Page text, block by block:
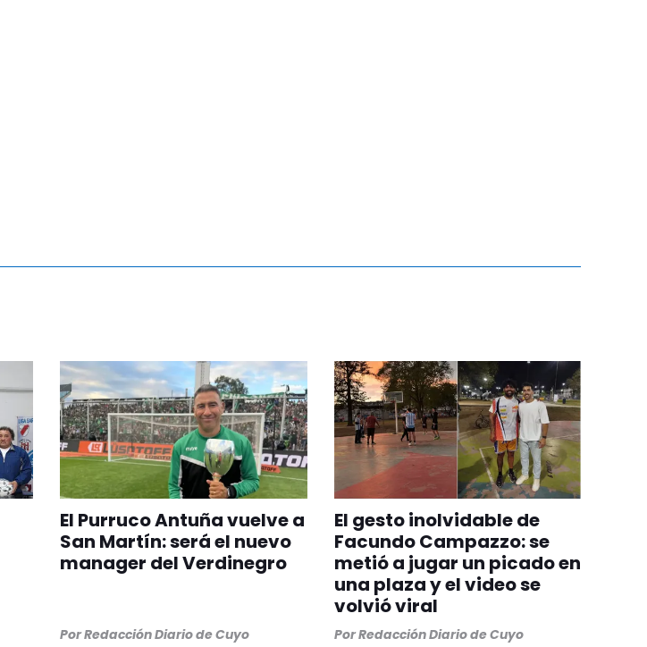
El Purruco Antuña vuelve a
San Martín: será el nuevo
manager del Verdinegro
PorRedacción Diario de Cuyo
El gesto inolvidable de
Facundo Campazzo: se
metió a jugar un picado en
una plaza y el video se
volvió viral
PorRedacción Diario de Cuyo